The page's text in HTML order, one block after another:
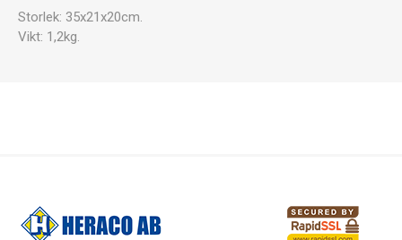
Storlek: 35x21x20cm.
Vikt: 1,2kg.